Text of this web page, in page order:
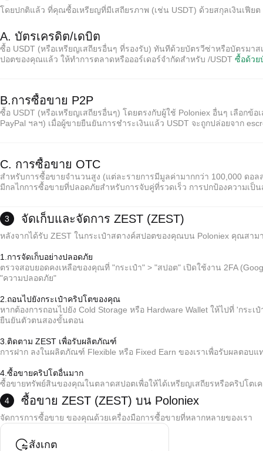
โดยปกติแล้ว ที่คุณซื้อเหรียญที่มีเสถียรภาพ (เช่น USDT) ด้วยสกุลเงินเฟีย
A. บัตรเครดิต/เดบิต
ซื้อ USDT (หรือเหรียญเสถียรอื่นๆ ที่รองรับ) ทันทีด้วยบัตรวีซ่าหรือบัตรมา
ปอตของคุณแล้ว ให้ทำการตลาดหรือออร์เดอร์จำกัดสำหรับ /USDT ซื้อด้วย
*คำเตือน:
การชำระเงินบัตรเครดิตได้รับการจัดการโดยฝ่ายที่สาม Poloniex ไม่ได้จัดเก็บข้อมูลการ์
ค่าธรรมเนียมการซื้อขาย 0.5-1.5% (ขึ้นอยู่กับผู้ให้บริการ)
คริปโตถูกเครดิตไปยังกระเป๋าเงินสปอตของคุณทันทีหลังจากการซื้อ
B.การซื้อขาย P2P
ซื้อ USDT (หรือเหรียญเสถียรอื่นๆ) โดยตรงกับผู้ใช้ Poloniex อื่นๆ เลือก
PayPal ฯลฯ) เมื่อผู้ขายยืนยันการชำระเงินแล้ว USDT จะถูกปล่อยจาก
*คำเตือน:
ไม่มีค่าธรรมเนียมขั้นกลาง; ผู้ขายตั้งราคา.
การป้องกัน escrow ช่วยให้มั่นใจในการชำระเงินและการปล่อยตัวสำหรับทั้งสองฝ่าย
C. การซื้อขาย OTC
สำหรับการซื้อขายจำนวนสูง (แต่ละรายการมีมูลค่ามากกว่า 100,000 ดอ
มีกลไกการซื้อขายที่ปลอดภัยสำหรับการจับคู่ที่รวดเร็ว การปกป้องความเ
ไม่มีค่าธรรมเนียมขั้นกลาง; ผู้ขายตั้งราคา.
การป้องกัน escrow ช่วยให้มั่นใจในการชำระเงินและการปล่อยตัวสำหรับทั้งสองฝ่าย
การชำระเงินมักจะใช้เวลา 15 นาทีถึง 2 ชั่วโมง (ขึ้นอยู่กับวิธีการชำระเงิน)
3 จัดเก็บและจัดการ ZEST (ZEST)
หลังจากได้รับ ZEST ในกระเป๋าสตางค์สปอตของคุณบน Poloniex คุณสาม
1.การจัดเก็บอย่างปลอดภัย
ตรวจสอบยอดคงเหลือของคุณที่ "กระเป๋า" > "สปอต" เปิดใช้งาน 2FA
"ความปลอดภัย"
2.ถอนไปยังกระเป๋าคริปโตของคุณ
หากต้องการถอนไปยัง Cold Storage หรือ Hardware Wallet ให้ไปที่ 'กร
ยืนยันตัวตนสองขั้นตอน
3.ติดตาม ZEST เพื่อรับผลิตภัณฑ์
การฝาก ลงในผลิตภัณฑ์ Flexible หรือ Fixed Earn ของเราเพื่อรับผลตอบ
4.ซื้อขายคริปโตอื่นมาก
ซื้อขายทรัพย์สินของคุณในตลาดสปอตเพื่อให้ได้เหรียญเสถียรหรือคริปโตเ
4
ซื้อขาย ZEST (ZEST) บน Poloniex
จัดการการซื้อขาย ของคุณด้วยเครื่องมือการซื้อขายที่หลากหลายของเรา
สังเกต